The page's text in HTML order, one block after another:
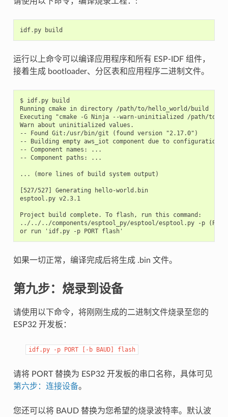
idf. py build
运行以上命令可以编译应用程序和所有 ESP-IDF 组件，
接着生成 bootloader、分区表和应用程序二进制文件。
$ idf.py build
Running cmake in directory /path/to/hello_world/build
Executing "cmake -G Ninja --warn-uninitialized /path/to/
Warn about uninitialized values.
-- Found Git:/usr/bin/git (found version "2.17.0")
-- Building empty aws_iot component due to configuration
-- Component names: ...
-- Component paths: ...
... (more lines of build system output)
[527/527] Generating hello-world.bin
esptool.py v2.3.1
Project build complete. To flash, run this command:
../../../components/esptool_py/esptool/esptool.py -p
如果一切正常，编译完成后将生成 .bin 文件。
第九步：烧录到设备
请使用以下命令，将刚刚生成的二进制文件烧录至您的
ESP32 开发板：
idf.py -p PORT [-b BAUD] flash
请将 PORT 替换为 ESP32 开发板的串口名称，具体可见
第六步：连接设备。
您还可以将 BAUD 替换为您希望的烧录波特率。默认波